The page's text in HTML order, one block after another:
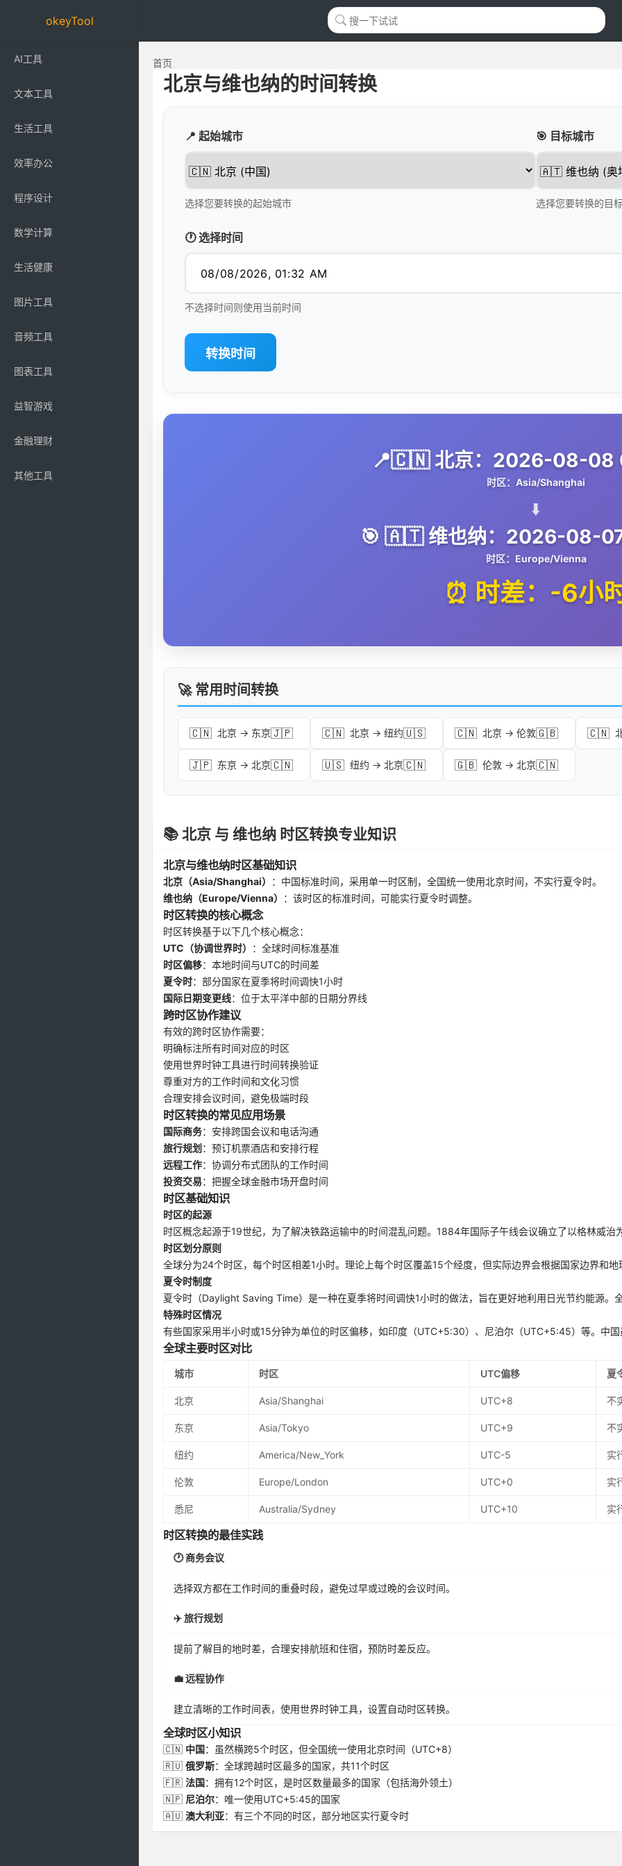
okeyTool
AI工具
文本工具
生活工具
效率办公
程序设计
数学计算
生活健康
图片工具
音频工具
图表工具
益智游戏
金融理财
其他工具
首页
北京与维也纳的时间转换
📍 起始城市
选择您要转换的起始城市
🎯 目标城市
选择您要转换的目
🕐 选择时间
不选择时间则使用当前时间
转换时间
📍🇨🇳 北京：2026-08-08
时区：Asia/Shanghai
⬇️
🎯 🇦🇹 维也纳：2026-08-
时区：Europe/Vienna
⏰ 时差：-6小
🚀 常用时间转换
🇨🇳 北京 → 东京🇯🇵 🇨🇳 北京 → 纽约🇺🇸 🇨🇳 北京 → 伦敦🇬🇧 🇨🇳
🇯🇵 东京 → 北京🇨🇳 🇺🇸 纽约 → 北京🇨🇳 🇬🇧 伦敦 → 北京🇨🇳
📚 北京 与 维也纳 时区转换专业知识
北京与维也纳时区基础知识
北京（Asia/Shanghai）
：中国标准时间，采用单一时区制，全国统一使用北京时间，不实行夏令时。
维也纳（Europe/Vienna）
：该时区的标准时间，可能实行夏令时调整。
时区转换的核心概念
时区转换基于以下几个核心概念：
UTC（协调世界时）
：全球时间标准基准
时区偏移：本地时间与UTC的时间差
夏令时：部分国家在夏季将时间调快1小时
国际日期变更线：位于太平洋中部的日期分界线
跨时区协作建议
有效的跨时区协作需要：
明确标注所有时间对应的时区
使用世界时钟工具进行时间转换验证
尊重对方的工作时间和文化习惯
合理安排会议时间，避免极端时段
时区转换的常见应用场景
国际商务：安排跨国会议和电话沟通
旅行规划 ：预订机票酒店和安排行程
远程工作：协调分布式团队的工作时间
投资交易：把握全球金融市场开盘时间
时区基础知识
时区的起源
时区概念起源于19世纪，为了解决铁路运输中的时间混乱问题。1884年国际子午线会议确立了以格林威治
时区划分原则
全球分为24个时区，每个时区相差1小时。理论上每个时区覆盖15个经度，但实际边界会根据国家边界和地
夏令时制度
夏令时（Daylight Saving Time）是一种在夏季将时间调快1小时的做法，旨在更好地利用日光节约能源。
特殊时区情况
有些国家采用半小时或15分钟为单位的时区偏移，如印度（UTC+5:30）、尼泊尔（UTC+5:45）等。中国
全球主要时区对比
城市 时区 UTC偏移 夏
北京 Asia/Shanghai UTC+8 不
东京 Asia/Tokyo UTC+9 不
纽约 America/New_York UTC-5 实
伦敦 Europe/London UTC+0 实
悉尼 Australia/Sydney UTC+10 实
时区转换的最佳实践
🕐 商务会议
选择双方都在工作时间的重叠时段，避免过早或过晚的会议时间。
✈️ 旅行规划
提前了解目的地时差，合理安排航班和住宿，预防时差反应。
💼 远程协作
建立清晰的工作时间表，使用世界时钟工具，设置自动时区转换。
全球时区小知识
🇨🇳 中国：虽然横跨5个时区，但全国统一使用北京时间（UTC+8）
🇷🇺 俄罗斯：全球跨越时区最多的国家，共11个时区
🇫🇷 法国：拥有12个时区，是时区数量最多的国家（包括海外领土）
🇳🇵 尼泊尔：唯一使用UTC+5:45的国家
🇦🇺 澳大利亚：有三个不同的时区，部分地区实行夏令时